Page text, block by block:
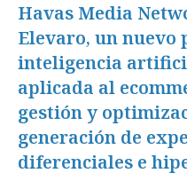
Havas Media
Elevaro, un nuevo
inteligencia
aplicada al
gestión y
generación de
diferenciales e